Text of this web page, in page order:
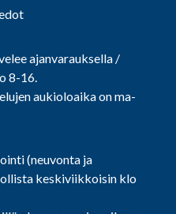
ajanvarauksella /
8-16.
aukioloaika on ma-
(neuvonta ja
keskiviikkoisin klo